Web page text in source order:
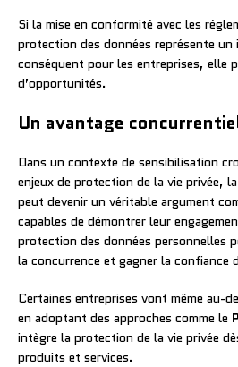
Si la mise en conformité avec les
protection des données représente un
conséquent pour les entreprises, elle
d’opportunités.
Un avantage
Dans un contexte de sensibilisation
enjeux de protection de la vie privée,
peut devenir un véritable argument
capables de démontrer leur
protection des données personnelles
la concurrence et gagner la confiance
Certaines entreprises vont même au-
en adoptant des approches comme le
intègre la protection de la vie privée
produits et services.